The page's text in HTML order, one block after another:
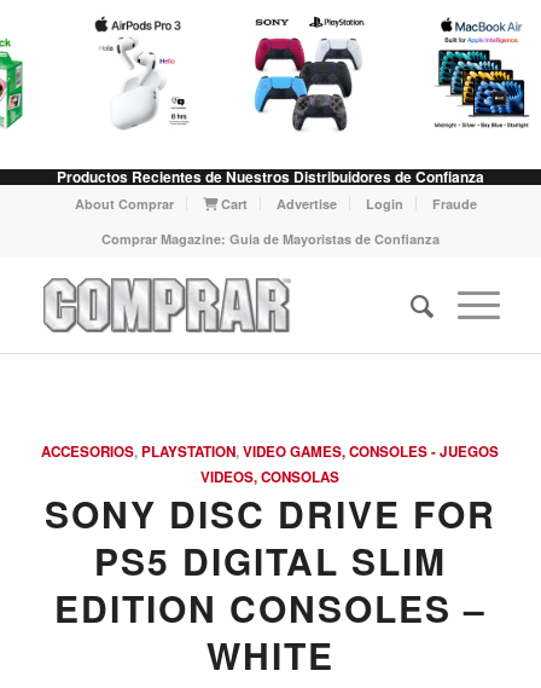
Productos Recientes de Nuestros Distribuidores de Confianza
About Comprar Cart Advertise Login
Fraude
Comprar Magazine: Guia de Mayoristas de Confianza
ACCESORIOS,PLAYSTATION,VIDEO GAMES, CONSOLES - JUEGOS
VIDEOS, CONSOLAS
SONY DISC DRIVE FOR
PS5 DIGITAL SLIM
EDITION CONSOLES –
WHITE